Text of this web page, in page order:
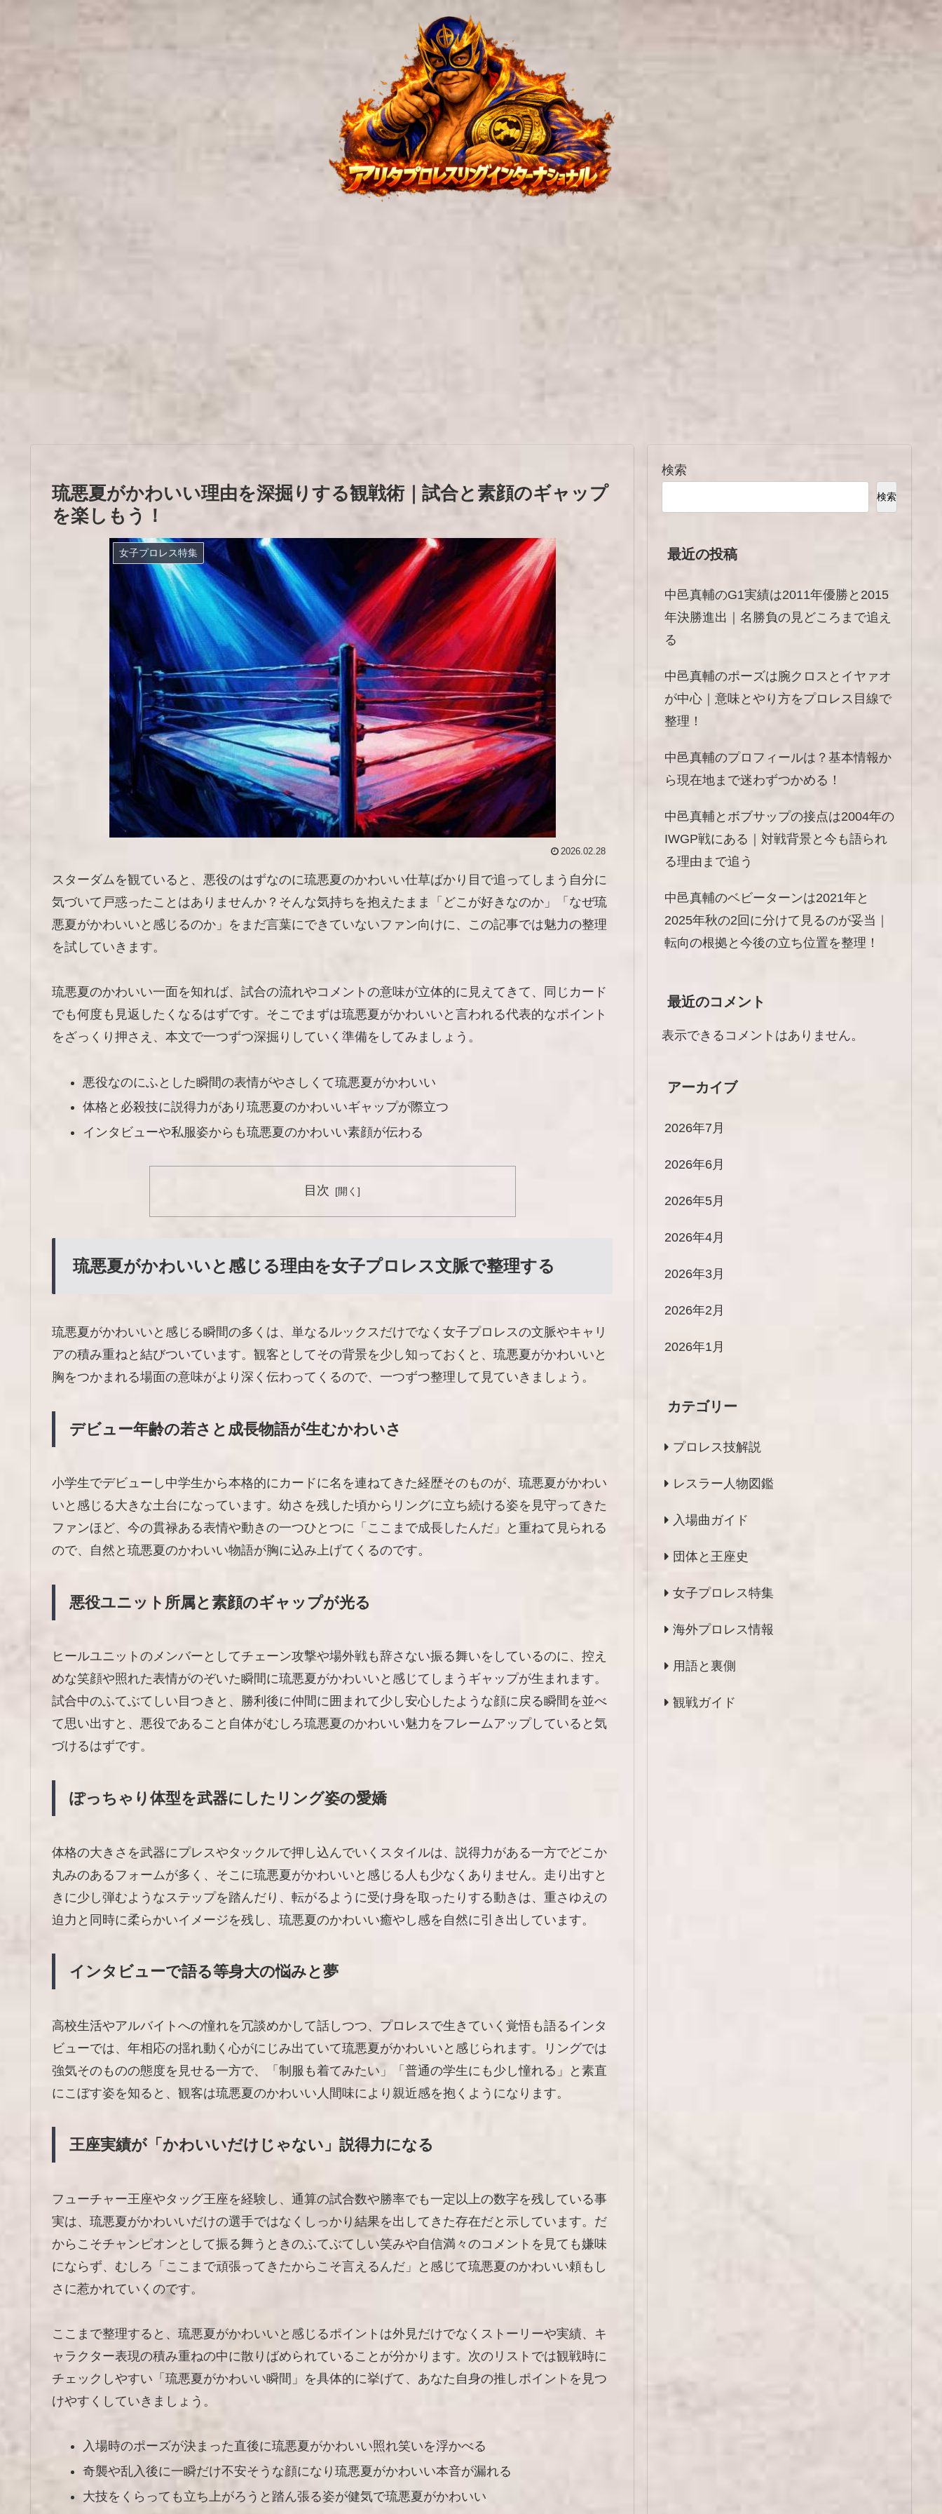
琉悪夏がかわいい理由を深掘りする観戦術｜試合と素顔のギャップ
を楽しもう！
女子プロレス特集
2026.02.28
スターダムを観ていると、悪役のはずなのに琉悪夏のかわいい仕草ばかり目で追ってしまう自分に
気づいて戸惑ったことはありませんか？そんな気持ちを抱えたまま「どこが好きなのか」「なぜ琉
悪夏がかわいいと感じるのか」をまだ言葉にできていないファン向けに、この記事では魅力の整理
を試していきます。
琉悪夏のかわいい一面を知れば、試合の流れやコメントの意味が立体的に見えてきて、同じカード
でも何度も見返したくなるはずです。そこでまずは琉悪夏がかわいいと言われる代表的なポイント
をざっくり押さえ、本文で一つずつ深掘りしていく準備をしてみましょう。
悪役なのにふとした瞬間の表情がやさしくて琉悪夏がかわいい
体格と必殺技に説得力があり琉悪夏のかわいいギャップが際立つ
インタビューや私服姿からも琉悪夏のかわいい素顔が伝わる
目次
琉悪夏がかわいいと感じる理由を女子プロレス文脈で整理する
琉悪夏がかわいいと感じる瞬間の多くは、単なるルックスだけでなく女子プロレスの文脈やキャリ
アの積み重ねと結びついています。観客としてその背景を少し知っておくと、琉悪夏がかわいいと
胸をつかまれる場面の意味がより深く伝わってくるので、一つずつ整理して見ていきましょう。
デビュー年齢の若さと成長物語が生むかわいさ
小学生でデビューし中学生から本格的にカードに名を連ねてきた経歴そのものが、琉悪夏がかわい
いと感じる大きな土台になっています。幼さを残した頃からリングに立ち続ける姿を見守ってきた
ファンほど、今の貫禄ある表情や動きの一つひとつに「ここまで成長したんだ」と重ねて見られる
ので、自然と琉悪夏のかわいい物語が胸に込み上げてくるのです。
悪役ユニット所属と素顔のギャップが光る
ヒールユニットのメンバーとしてチェーン攻撃や場外戦も辞さない振る舞いをしているのに、控え
めな笑顔や照れた表情がのぞいた瞬間に琉悪夏がかわいいと感じてしまうギャップが生まれます。
試合中のふてぶてしい目つきと、勝利後に仲間に囲まれて少し安心したような顔に戻る瞬間を並べ
て思い出すと、悪役であること自体がむしろ琉悪夏のかわいい魅力をフレームアップしていると気
づけるはずです。
ぽっちゃり体型を武器にしたリング姿の愛嬌
体格の大きさを武器にプレスやタックルで押し込んでいくスタイルは、説得力がある一方でどこか
丸みのあるフォームが多く、そこに琉悪夏がかわいいと感じる人も少なくありません。走り出すと
きに少し弾むようなステップを踏んだり、転がるように受け身を取ったりする動きは、重さゆえの
迫力と同時に柔らかいイメージを残し、琉悪夏のかわいい癒やし感を自然に引き出しています。
インタビューで語る等身大の悩みと夢
高校生活やアルバイトへの憧れを冗談めかして話しつつ、プロレスで生きていく覚悟も語るインタ
ビューでは、年相応の揺れ動く心がにじみ出ていて琉悪夏がかわいいと感じられます。リングでは
強気そのものの態度を見せる一方で、「制服も着てみたい」「普通の学生にも少し憧れる」と素直
にこぼす姿を知ると、観客は琉悪夏のかわいい人間味により親近感を抱くようになります。
王座実績が「かわいいだけじゃない」説得力になる
フューチャー王座やタッグ王座を経験し、通算の試合数や勝率でも一定以上の数字を残している事
実は、琉悪夏がかわいいだけの選手ではなくしっかり結果を出してきた存在だと示しています。だ
からこそチャンピオンとして振る舞うときのふてぶてしい笑みや自信満々のコメントを見ても嫌味
にならず、むしろ「ここまで頑張ってきたからこそ言えるんだ」と感じて琉悪夏のかわいい頼もし
さに惹かれていくのです。
ここまで整理すると、琉悪夏がかわいいと感じるポイントは外見だけでなくストーリーや実績、キ
ャラクター表現の積み重ねの中に散りばめられていることが分かります。次のリストでは観戦時に
チェックしやすい「琉悪夏がかわいい瞬間」を具体的に挙げて、あなた自身の推しポイントを見つ
けやすくしていきましょう。
入場時のポーズが決まった直後に琉悪夏がかわいい照れ笑いを浮かべる
奇襲や乱入後に一瞬だけ不安そうな顔になり琉悪夏がかわいい本音が漏れる
大技をくらっても立ち上がろうと踏ん張る姿が健気で琉悪夏がかわいい
検索
検索
最近の投稿
中邑真輔のG1実績は2011年優勝と2015
年決勝進出｜名勝負の見どころまで追え
る
中邑真輔のポーズは腕クロスとイヤァオ
が中心｜意味とやり方をプロレス目線で
整理！
中邑真輔のプロフィールは？基本情報か
ら現在地まで迷わずつかめる！
中邑真輔とボブサップの接点は2004年の
IWGP戦にある｜対戦背景と今も語られ
る理由まで追う
中邑真輔のベビーターンは2021年と
2025年秋の2回に分けて見るのが妥当｜
転向の根拠と今後の立ち位置を整理！
最近のコメント
表示できるコメントはありません。
アーカイブ
2026年7月
2026年6月
2026年5月
2026年4月
2026年3月
2026年2月
2026年1月
カテゴリー
プロレス技解説
レスラー人物図鑑
入場曲ガイド
団体と王座史
女子プロレス特集
海外プロレス情報
用語と裏側
観戦ガイド